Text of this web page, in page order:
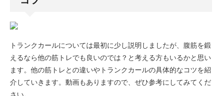
トランクカールについては最初に少し説明しましたが、腹筋を鍛
えるなら他の筋トレでも良いのでは？と考える方もいるかと思い
ます。他の筋トレとの違いやトランクカールの具体的なコツを紹
介していきます。動画もありますので、ぜひ参考にしてみてくだ